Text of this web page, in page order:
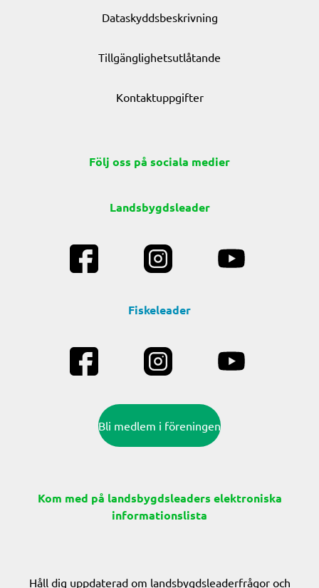
Dataskyddsbeskrivning
Tillgänglighetsutlåtande
Kontaktuppgifter
Följ oss på sociala medier
Landsbygdsleader
Fiskeleader
Bli medlem i föreningen
Kom med på landsbygdsleaders elektroniska
informationslista
Håll dig uppdaterad om landsbygdsleaderfrågor och